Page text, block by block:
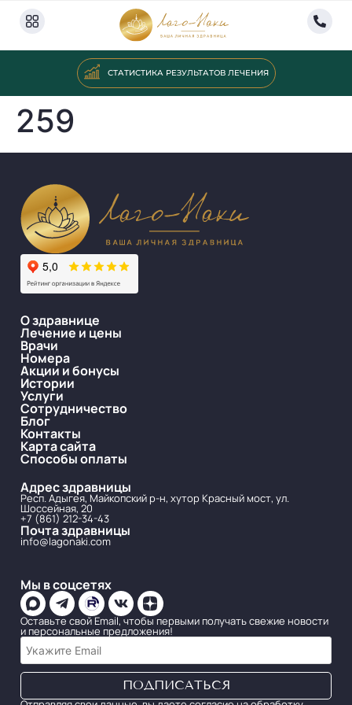
СТАТИСТИКА РЕЗУЛЬТАТОВ ЛЕЧЕНИЯ
259
О здравнице
Лечение и цены
Врачи
Номера
Акции и бонусы
Истории
Услуги
Сотрудничество
Блог
Контакты
Карта сайта
Способы оплаты
Адрес здравницы
Респ. Адыгея, Майкопский р-н, хутор Красный мост, ул.
Шоссейная, 20
+7 (861) 212-34-43
Почта здравницы
info@lagonaki.com
Мы в соцсетях
Оставьте свой Email, чтобы первыми получать свежие новости
и персональные предложения!